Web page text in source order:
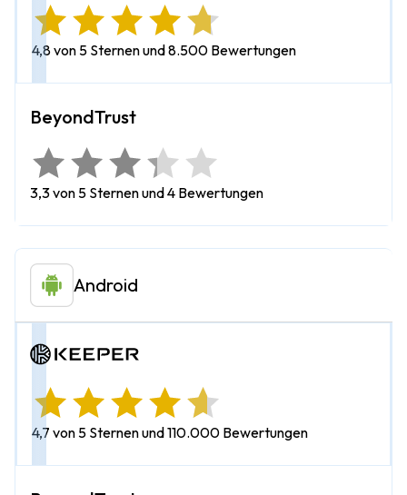
4,8 von 5 Sternen und 8.500 Bewertungen
3,3 von 5 Sternen und 4 Bewertungen
Android
4,7 von 5 Sternen und 110.000 Bewertungen